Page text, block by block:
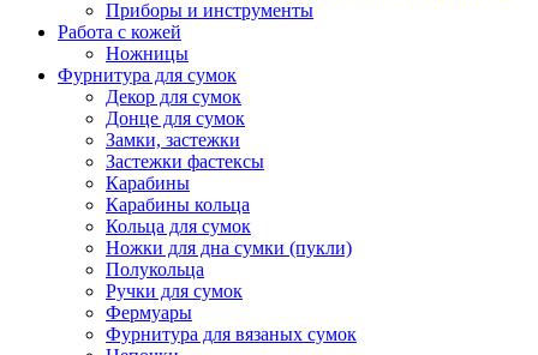
Приборы и инструменты
Работа с кожей
Ножницы
Фурнитура для сумок
Декор для сумок
Донце для сумок
Замки, застежки
Застежки фастексы
Карабины
Карабины кольца
Кольца для сумок
Ножки для дна сумки (пукли)
Полукольца
Ручки для сумок
Фермуары
Фурнитура для вязаных сумок